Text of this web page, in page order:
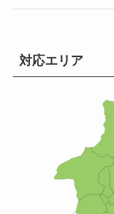
対応エリア